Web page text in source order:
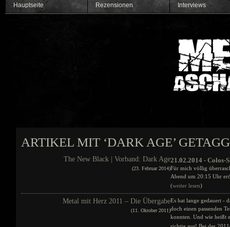
Hauptseite Rezensionen Interviews
ARTIKEL MIT ‘DARK AGE’
The New Black | Vorband: Dark Age
(23. Februar 2014)
21.02.2014 - Colos-
Für mich völlig
Abend um 20:15 Uhr
(weiter lesen)
Metal mit Herz 2011 – Die Übergabe
(11. Oktober 2011)
Es hat lange gedauert -
doch einen passenden
konnten. Und wie heißt